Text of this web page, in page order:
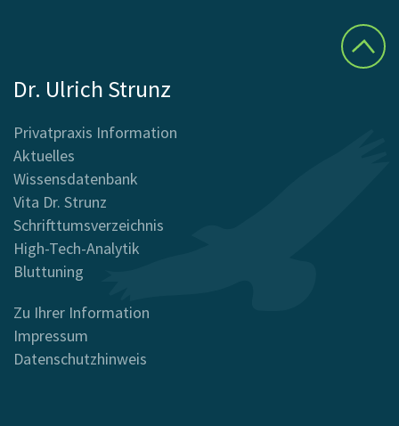
Dr. Ulrich Strunz
Privatpraxis Information
Aktuelles
Wissensdatenbank
Vita Dr. Strunz
Schrifttumsverzeichnis
High-Tech-Analytik
Bluttuning
Zu Ihrer Information
Impressum
Datenschutzhinweis